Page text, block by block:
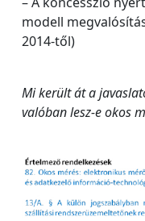
modell
2014‐től)
Mi került át a
valóban lesz-e okos